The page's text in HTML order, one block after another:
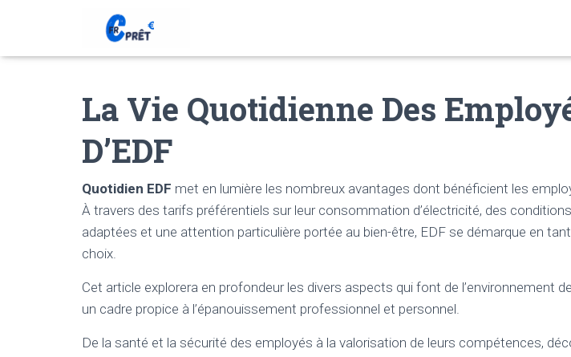
La Vie Quotidienne Des
D’EDF
Quotidien EDF met en lumière les nombreux avantages dont bénéficient les
À travers des tarifs préférentiels sur leur consommation d’électricité, des
adaptées et une attention particulière portée au bien-être, EDF se démarque en tant
choix.
Cet article explorera en profondeur les divers aspects qui font de l’environnement
un cadre propice à l’épanouissement professionnel et personnel.
De la santé et la sécurité des employés à la valorisation de leurs compétences,